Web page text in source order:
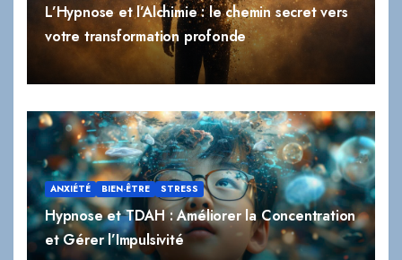
L’Hypnose et l’Alchimie : le chemin secret vers
votre transformation profonde
ANXIÉTÉ BIEN-ÊTRE STRESS
Hypnose et TDAH : Améliorer la Concentration
et Gérer l’Impulsivité